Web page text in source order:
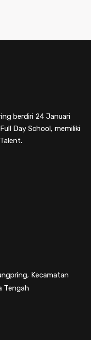
berdiri 24 Januari
Day School, memiliki
Kecamatan
Tengah